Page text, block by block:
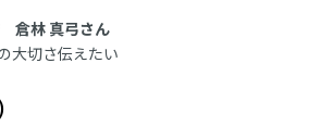
倉林 真弓さん
大切さ伝えたい